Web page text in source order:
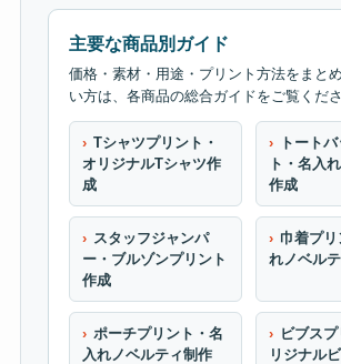
主要な商品別ガイド
価格・素材・用途・プリント方法をまと
い方は、各商品の総合ガイドをご覧くださ
Tシャツプリント・
オリジナルTシャツ作
成
トート
ト・名入
作成
スタッフジャンパ
ー・ブルゾンプリント
作成
巾着プリ
れノベル
ポーチプリント・名
入れノベルティ制作
ビブス
リジナル